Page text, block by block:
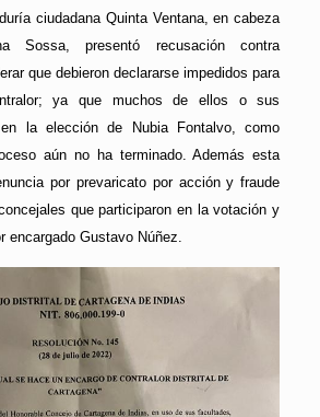
ciudadana Quinta Ventana, en cabeza
Sossa, presentó recusación contra
que debieron declararse impedidos para
ya que muchos de ellos o sus
la elección de Nubia Fontalvo, como
aún no ha terminado. Además esta
por prevaricato por acción y fraude
que participaron en la votación y
encargado Gustavo Núñez.